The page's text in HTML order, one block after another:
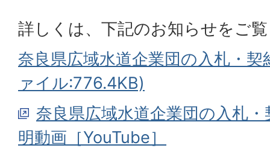
詳しくは、下記のお知らせをご
奈良県広域水道企業団の入札・
ァイル:776.4KB)
奈良県広域水道企業団の入札
明動画［YouTube］